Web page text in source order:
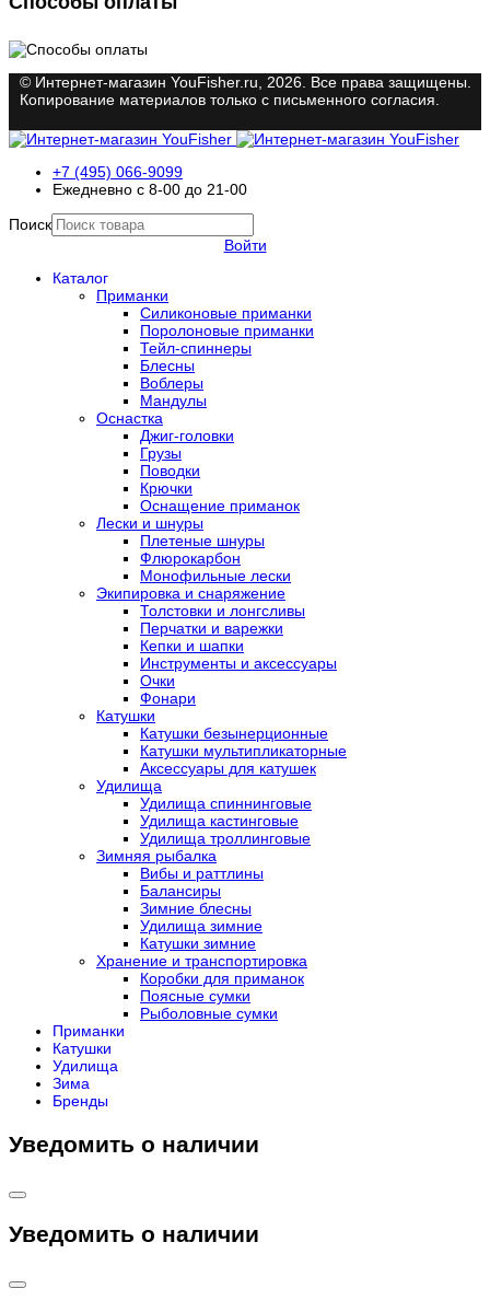
© Интернет-магазин YouFisher.ru, 2026. Все права защищены.
Копирование материалов только с письменного согласия.
+7 (495) 066-9099
Ежедневно с 8-00 до 21-00
Поиск
Войти
Каталог
Приманки
Силиконовые приманки
Поролоновые приманки
Тейл-спиннеры
Блесны
Воблеры
Мандулы
Оснастка
Джиг-головки
Грузы
Поводки
Крючки
Оснащение приманок
Лески и шнуры
Плетеные шнуры
Флюрокарбон
Монофильные лески
Экипировка и снаряжение
Толстовки и лонгсливы
Перчатки и варежки
Кепки и шапки
Инструменты и аксессуары
Очки
Фонари
Катушки
Катушки безынерционные
Катушки мультипликаторные
Аксессуары для катушек
Удилища
Удилища спиннинговые
Удилища кастинговые
Удилища троллинговые
Зимняя рыбалка
Вибы и раттлины
Балансиры
Зимние блесны
Удилища зимние
Катушки зимние
Хранение и транспортировка
Коробки для приманок
Поясные сумки
Рыболовные сумки
Приманки
Катушки
Удилища
Зима
Бренды
Уведомить о наличии
Уведомить о наличии